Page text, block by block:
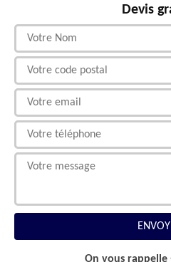
Devis
On vous